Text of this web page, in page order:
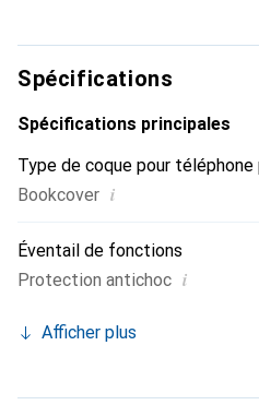
internationalement pour ses
constitue un choix fiable pour
Spécifications
Spécifications principales
Type de coque pour
Bookcover i
Éventail de fonctions
Protection antichoc i
Afficher plus